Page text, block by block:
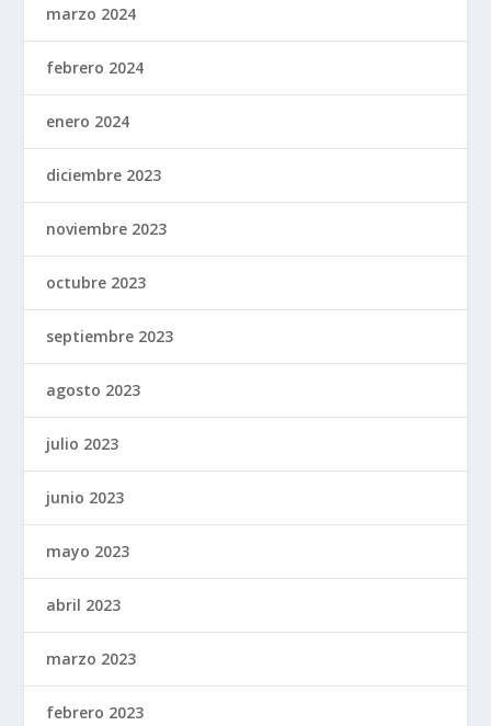
marzo 2024
febrero 2024
enero 2024
diciembre 2023
noviembre 2023
octubre 2023
septiembre 2023
agosto 2023
julio 2023
junio 2023
mayo 2023
abril 2023
marzo 2023
febrero 2023